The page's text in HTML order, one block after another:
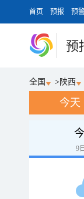
首页 预报 预
预
全国 > 陕西
今天
9